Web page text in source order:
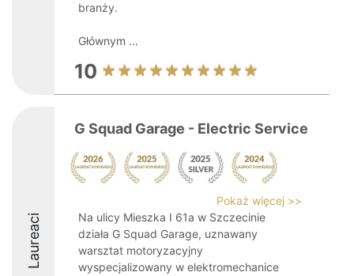
branży.
Głównym ...
10
Laureaci
G Squad Garage - Electric Service
Pokaż więcej >>
Na ulicy Mieszka I 61a w Szczecinie
działa G Squad Garage, uznawany
warsztat motoryzacyjny
wyspecjalizowany w elektromechanice